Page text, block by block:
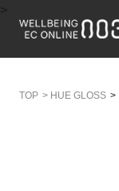
> HUE GLOSS >